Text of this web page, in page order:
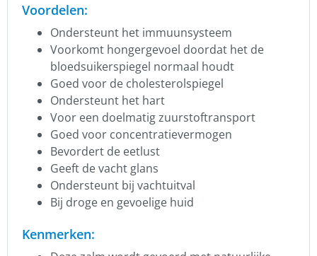
Voordelen:
Ondersteunt het immuunsysteem
Voorkomt hongergevoel doordat het de
bloedsuikerspiegel normaal houdt
Goed voor de cholesterolspiegel
Ondersteunt het hart
Voor een doelmatig zuurstoftransport
Goed voor concentratievermogen
Bevordert de eetlust
Geeft de vacht glans
Ondersteunt bij vachtuitval
Bij droge en gevoelige huid
Kenmerken: